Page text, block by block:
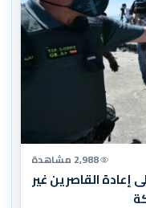
2,988 مشاهدة
القاصرين غير